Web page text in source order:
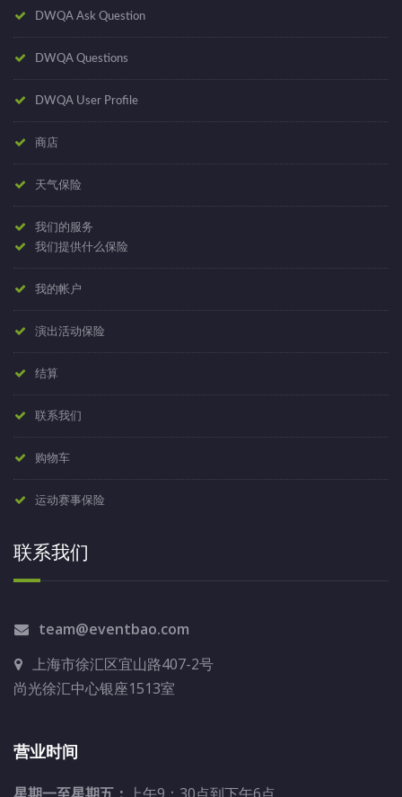
DWQA Ask Question
DWQA Questions
DWQA User Profile
商店
天气保险
我们的服务
我们提供什么保险
我的帐户
演出活动保险
结算
联系我们
购物车
运动赛事保险
联系我们
team@eventbao.com
上海市徐汇区宜山路407-2号
尚光徐汇中心银座1513室
营业时间